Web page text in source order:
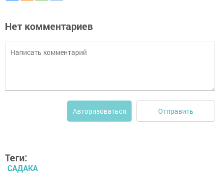
Нет комментариев
Авторизоваться Отправить
Теги:
САДАКА